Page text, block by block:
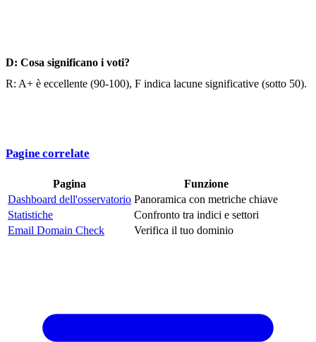
D: Cosa significano i voti?
R: A+ è eccellente (90-100), F indica lacune significative (sotto 50).
Pagine correlate
Pagina
Funzione
Dashboard dell'osservatorio Panoramica con metriche chiave
Statistiche
Confronto tra indici e settori
Email Domain Check
Verifica il tuo dominio